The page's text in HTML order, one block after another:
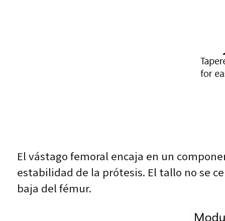
El vástago femoral encaja en un
estabilidad de la prótesis. El tallo no se
baja del fémur.